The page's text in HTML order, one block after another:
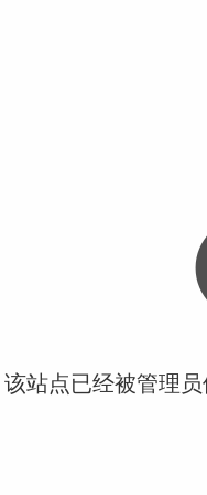
站点已经被管理